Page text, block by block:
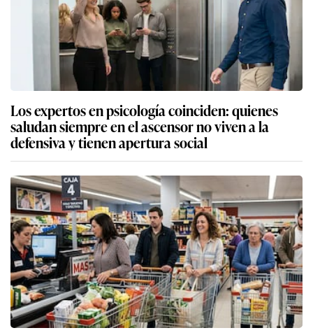
Los expertos en psicología coinciden: quienes
saludan siempre en el ascensor no viven a la
defensiva y tienen apertura social